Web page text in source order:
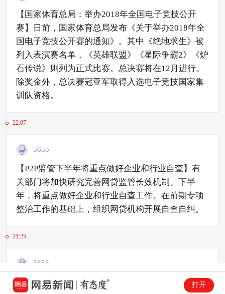
​【国家体育总局：举办2018年全国电子竞技公开
赛】日前，国家体育总局发布《关于举办2018年全
国电子竞技公开赛的通知》。其中《绝地求生》被
列入表演赛名单，《英雄联盟》《星际争霸2》《炉
石传说》则列为正式比赛。总决赛将在12月进行。
除奖金外，总决赛冠亚军取得入选电子竞技国家集
训队资格。
22:07
5653
【P2P监管下半年将重点做好企业和行业自查】有
关部门将加快研究完善网贷监管长效机制。下半
年，将重点做好企业和行业自查工作。在前期专项
整治工作的基础上，组织网贷机构开展自查自纠。
21:25
5653
【美国乳企爆发沙门氏菌污染事件 暂无产品流入国
打开